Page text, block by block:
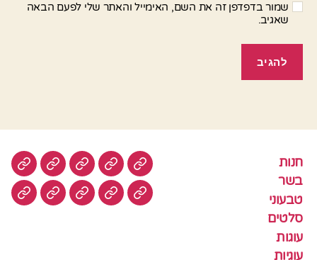
שמור בדפדפן זה את השם, האימייל והאתר שלי לפעם הבאה
שאגיב.
חנות
בשר
טבעוני
סלטים
עוגות
עוגיות
חנות בשר טבעוניסלטים
עוגיותעוף צמחונידגים